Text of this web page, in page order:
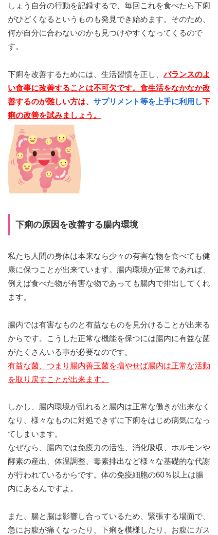
しょう自分の行動を記録するで、毎回これを食べたら下痢
がひどくなるというものも発見でき始めます。そのため、
何が自分に合わないのかも見つけやすくなってくるので
す。
下痢を改善するためには、生活習慣を正し、バランスのよ
い食事に改善することは不可欠です。食生活をなかなか改
善するのが難しい方は、 サプリメント等を上手に利用し下
痢の改善を試みましょう。
下痢の原因を改善する腸内環境
私たち人間の身体は本来なら少々の有害な物を食べても健
康に保つことが出来ています。腸内環境が正常であれば、
例えば食べた物が有害な物であっても腸内で排出してくれ
ます。
腸内では有害なものと有益なものを見分けることが出来る
からです。こうした正常な機能を保つには腸内に有益な菌
がたくさんいる事が必要なのです。
有益な菌、つまり腸内善玉菌を増やせば腸内は正常な活動
を取り戻すことが出来ます。
しかし、腸内環境が乱れると腸内は正常な働きが出来なく
なり、様々なものに対処できずに下痢をはじめ病気になっ
てしまいます。
なぜなら、腸内では免疫力の活性、消化吸収、ホルモンや
酵素の産出、体温調整、毒素排出など様々な基礎的な代謝
が行われているからです。体の免疫細胞の60％以上は腸
内にあるんですよ。
また、腸と脳は影響し合っているため、緊張する場面で、
急にお腹が痛くなったり、下痢を模様したり、お腹にガス